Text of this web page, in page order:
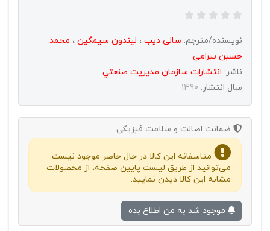
نویسنده/مترجم: سالی دیب ، لیندون سیمگین ، محمد
حسین بیرامی
ناشر: انتشارات سازمان مديريت صنعتي
سال انتشار: 1390
ضمانت اصالت و سلامت فیزیکی
متاسفانه این کالا در حال حاضر موجود نیست.
می‌توانید از طریق لیست پایین صفحه، از محصولات
مشابه این کالا دیدن نمایید.